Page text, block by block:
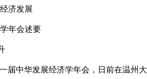
济发展
年会述要
中华发展经济学年会，日前在温州大